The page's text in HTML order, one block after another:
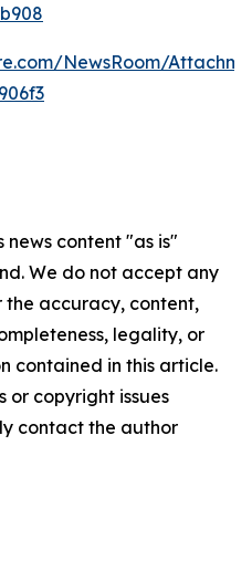
NewsRoom/
news content "as is"
We do not accept any
accuracy, content,
legality, or
contained in this article.
or copyright issues
contact the author